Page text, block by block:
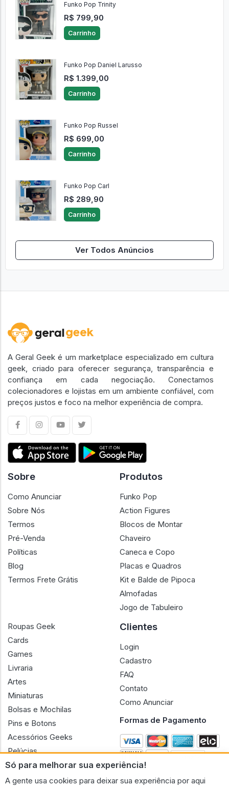
Funko Pop Trinity
R$ 799,90
Carrinho
Funko Pop Daniel Larusso
R$ 1.399,00
Carrinho
Funko Pop Russel
R$ 699,00
Carrinho
Funko Pop Carl
R$ 289,90
Carrinho
Ver Todos Anúncios
Só para melhorar sua experiência!
A gente usa cookies para deixar sua experiência por aqui
A Geral Geek é um marketplace especializado em cultura
geek, criado para oferecer segurança, transparência e
confiança em cada negociação. Conectamos
colecionadores e lojistas em um ambiente confiável, com
preços justos e foco na melhor experiência de compra.
Sobre
Como Anunciar
Sobre Nós
Termos
Pré-Venda
Políticas
Blog
Termos Frete Grátis
Produtos
Funko Pop
Action Figures
Blocos de Montar
Chaveiro
Caneca e Copo
Placas e Quadros
Kit e Balde de Pipoca
Almofadas
Jogo de Tabuleiro
Roupas Geek
Cards
Games
Livraria
Artes
Miniaturas
Bolsas e Mochilas
Pins e Botons
Acessórios Geeks
Pelúcias
Bonecas
Clientes
Login
Cadastro
FAQ
Contato
Como Anunciar
Formas de Pagamento